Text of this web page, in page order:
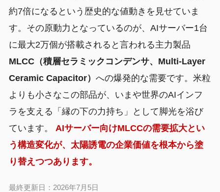
約7倍になるという歴史的な値動きを見せていま
す。その原動力となっているのが、AIサーバー1台
に最大2万個が搭載されると言われる主力製品
MLCC（積層セラミックコンデンサ、Multi-Layer
Ceramic Capacitor） への爆発的な需要です。米粒
よりも小さなこの部品が、いまや世界のAIインフ
ラを支える「縁の下の力持ち」として脚光を浴び
ています。 AIサーバー向けMLCCの需要拡大とい
う構造変化が、太陽誘電の企業価値を根本から塗
り替えつつあります。
最終更新日：2026年7月5日